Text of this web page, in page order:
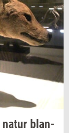
natur blan­